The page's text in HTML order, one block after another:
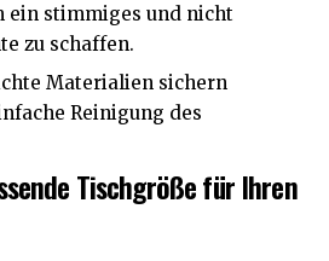
ein stimmiges und nicht
zu schaffen.
Materialien sichern
Reinigung des
Tischgröße für Ihren